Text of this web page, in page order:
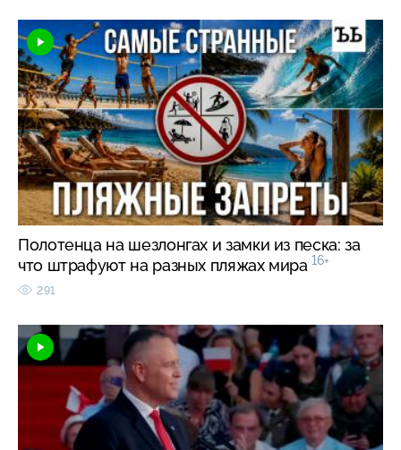
Полотенца на шезлонгах и замки из песка: за
что штрафуют на разных пляжах мира 16+
291